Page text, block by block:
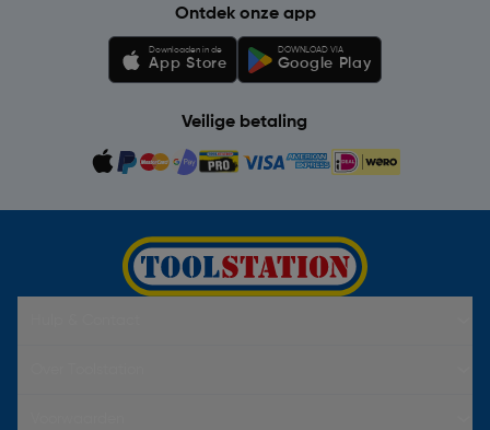
Ontdek onze app
Downloaden in de
App Store
DOWNLOAD VIA
Google Play
Veilige betaling